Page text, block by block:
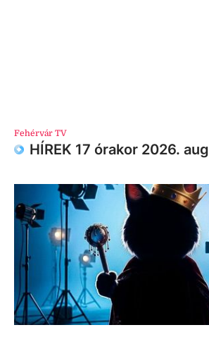
Fehérvár TV
HÍREK 17 órakor 2026.